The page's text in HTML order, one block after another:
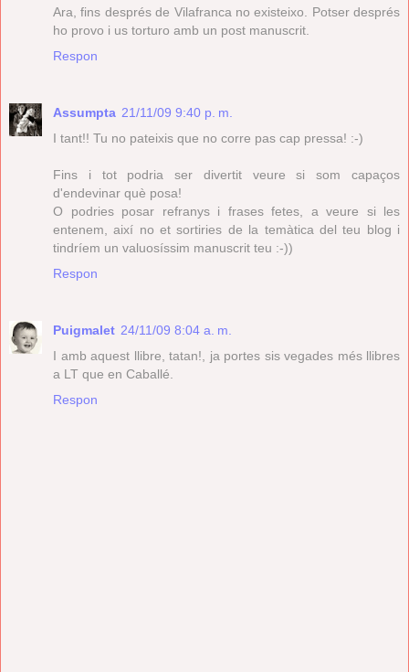
Ara, fins després de Vilafranca no existeixo. Potser després
ho provo i us torturo amb un post manuscrit.
Respon
Assumpta 21/11/09 9:40 p. m.
I tant!! Tu no pateixis que no corre pas cap pressa! :-)
Fins i tot podria ser divertit veure si som capaços
d'endevinar què posa!
O podries posar refranys i frases fetes, a veure si les
entenem, així no et sortiries de la temàtica del teu blog i
tindríem un valuosíssim manuscrit teu :-))
Respon
Puigmalet 24/11/09 8:04 a. m.
I amb aquest llibre, tatan!, ja portes sis vegades més llibres
a LT que en Caballé.
Respon